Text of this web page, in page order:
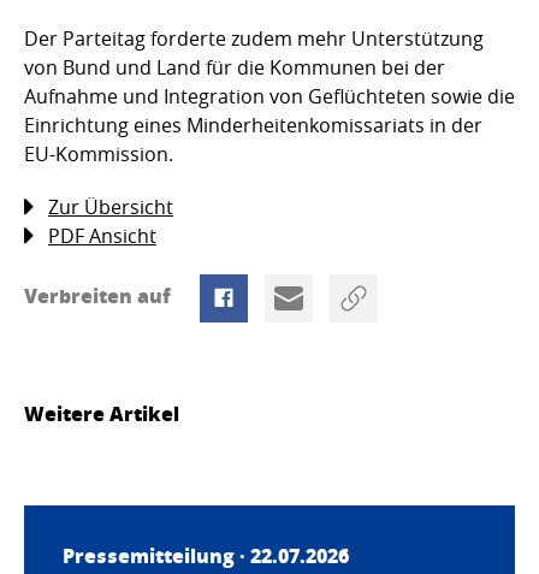
Der Parteitag forderte zudem mehr Unterstützung
von Bund und Land für die Kommunen bei der
Aufnahme und Integration von Geflüchteten sowie die
Einrichtung eines Minderheitenkomissariats in der
EU-Kommission.
Zur Übersicht
PDF Ansicht
Verbreiten auf
Weitere Artikel
Pressemitteilung · 22.07.2026